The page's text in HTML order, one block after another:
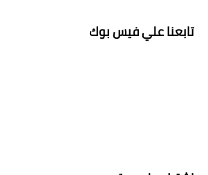
تابعنا علي فيس بوك